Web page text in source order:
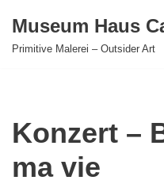
Zum
Museum Haus
Primitive Malerei – Outsider Art
Konzert –
ma vie